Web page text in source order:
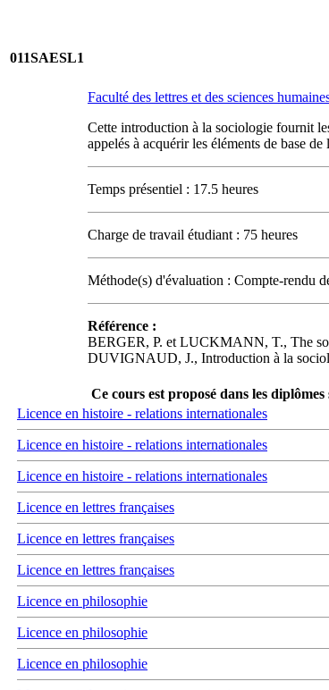
011SAESL1
Faculté des lettres et des sciences
Cette introduction à la sociologie fournit
appelés à acquérir les éléments de base
Temps présentiel : 17.5 heures
Charge de travail étudiant : 75 heures
Méthode(s) d'évaluation : Compte-rendu
Référence :
BERGER, P. et LUCKMANN, T., The
DUVIGNAUD, J., Introduction à la
Ce cours est proposé dans les diplômes
Licence en histoire - relations internationales
Licence en histoire - relations internationales
Licence en histoire - relations internationales
Licence en lettres françaises
Licence en lettres françaises
Licence en lettres françaises
Licence en philosophie
Licence en philosophie
Licence en philosophie